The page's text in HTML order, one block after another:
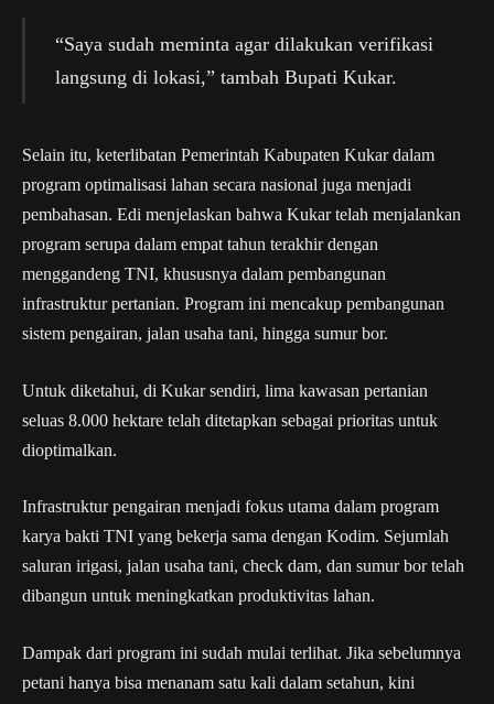
“Saya sudah meminta agar dilakukan verifikasi
langsung di lokasi,” tambah Bupati Kukar.
Selain itu, keterlibatan Pemerintah Kabupaten Kukar dalam
program optimalisasi lahan secara nasional juga menjadi
pembahasan. Edi menjelaskan bahwa Kukar telah menjalankan
program serupa dalam empat tahun terakhir dengan
menggandeng TNI, khususnya dalam pembangunan
infrastruktur pertanian. Program ini mencakup pembangunan
sistem pengairan, jalan usaha tani, hingga sumur bor.
Untuk diketahui, di Kukar sendiri, lima kawasan pertanian
seluas 8.000 hektare telah ditetapkan sebagai prioritas untuk
dioptimalkan.
Infrastruktur pengairan menjadi fokus utama dalam program
karya bakti TNI yang bekerja sama dengan Kodim. Sejumlah
saluran irigasi, jalan usaha tani, check dam, dan sumur bor telah
dibangun untuk meningkatkan produktivitas lahan.
Dampak dari program ini sudah mulai terlihat. Jika sebelumnya
petani hanya bisa menanam satu kali dalam setahun, kini